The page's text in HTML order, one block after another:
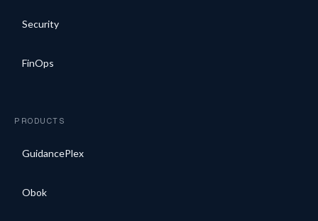
Security
FinOps
PRODUCTS
GuidancePlex
Obok